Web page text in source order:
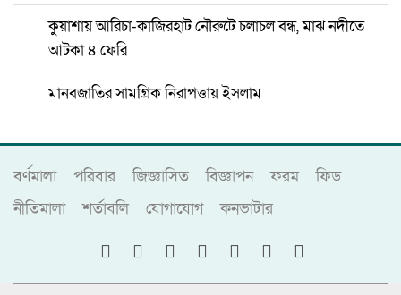
কুয়াশায় আরিচা-কাজিরহাট নৌরুটে চলাচল বন্ধ, মাঝ নদীতে
আটকা ৪ ফেরি
মানবজাতির সামগ্রিক নিরাপত্তায় ইসলাম
বর্ণমালা পরিবার জিজ্ঞাসিত বিজ্ঞাপন ফরম
ফিড
নীতিমালা
শর্তাবলি যোগাযোগ কনভাটার